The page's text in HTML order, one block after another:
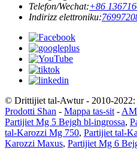
Telefon/Wechat:+86
Indirizz elettroniku:
© Drittijiet tal-Awtur - 2010-
Prodotti Sħan - Mappa tas-sit -
Partijiet Mg 5 Bejgħ bl-ingrossa,
tal-Karozzi Mg 750, Partijiet tal-
Karozzi Maxus, Partijiet Mg 6